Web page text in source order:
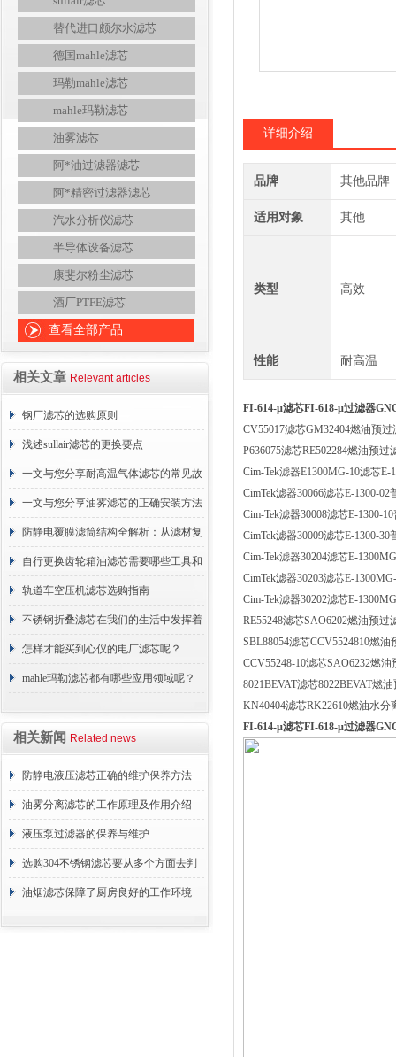
替代进口颇尔水滤芯
德国mahle滤芯
玛勒mahle滤芯
mahle玛勒滤芯
油雾滤芯
阿*油过滤器滤芯
阿*精密过滤器滤芯
汽水分析仪滤芯
半导体设备滤芯
康斐尔粉尘滤芯
酒厂PTFE滤芯
查看全部产品
相关文章 Relevant articles
钢厂滤芯的选购原则
浅述sullair滤芯的更换要点
一文与您分享耐高温气体滤芯的常见故
障相应解决方法
一文与您分享油雾滤芯的正确安装方法
防静电覆膜滤筒结构全解析：从滤材复
合到整体成型
自行更换齿轮箱油滤芯需要哪些工具和
材料？
轨道车空压机滤芯选购指南
不锈钢折叠滤芯在我们的生活中发挥着
哪些作用呢？
怎样才能买到心仪的电厂滤芯呢？
mahle玛勒滤芯都有哪些应用领域呢？
相关新闻 Related news
防静电液压滤芯正确的维护保养方法
油雾分离滤芯的工作原理及作用介绍
液压泵过滤器的保养与维护
选购304不锈钢滤芯要从多个方面去判
断
油烟滤芯保障了厨房良好的工作环境
详细介绍
品牌 其他品牌
适用对象 其他
类型 高效
性能 耐高温
FI-614-µ滤芯FI-618-µ过滤器
CV55017滤芯GM32404燃油预
P636075滤芯RE502284燃油预过
Cim-Tek滤器E1300MG-10滤芯E-
CimTek滤器30066滤芯E-1300-02
Cim-Tek滤器30008滤芯E-1300-
CimTek滤器30009滤芯E-1300-30
Cim-Tek滤器30204滤芯E-
CimTek滤器30203滤芯E-
Cim-Tek滤器30202滤芯E-
RE55248滤芯SAO6202燃油预过
SBL88054滤芯CCV5524810燃
CCV55248-10滤芯SAO6232燃
8021BEVAT滤芯8022BEVAT燃
KN40404滤芯RK22610燃油水
FI-614-µ滤芯FI-618-µ过滤器